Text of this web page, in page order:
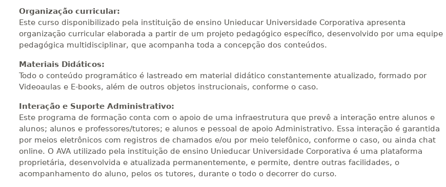
420 H 53dias 150dias Visualizar Visualizar
R$ 2.082,12
440 H 55dias 150dias Visualizar Visualizar
R$ 2.240,16
Organização curricular:
Este curso disponibilizado pela instituição de ensino Unieducar Universidade Corporativa apresenta
organização curricular elaborada a partir de um projeto pedagógico específico, desenvolvido por uma equipe
pedagógica multidisciplinar, que acompanha toda a concepção dos conteúdos.
Materiais Didáticos:
Todo o conteúdo programático é lastreado em material didático constantemente atualizado, formado por
Videoaulas e E-books, além de outros objetos instrucionais, conforme o caso.
Interação e Suporte Administrativo:
Este programa de formação conta com o apoio de uma infraestrutura que prevê a interação entre alunos e
alunos; alunos e professores/tutores; e alunos e pessoal de apoio Administrativo. Essa interação é garantida
por meios eletrônicos com registros de chamados e/ou por meio telefônico, conforme o caso, ou ainda chat
online. O AVA utilizado pela instituição de ensino Unieducar Universidade Corporativa é uma plataforma
proprietária, desenvolvida e atualizada permanentemente, e permite, dentre outras facilidades, o
acompanhamento do aluno, pelos os tutores, durante o todo o decorrer do curso.